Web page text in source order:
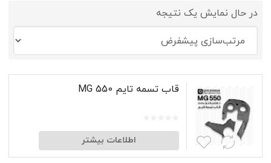
در حال نمایش یک نتیجه
قاب تسمه تایم MG 550
اطلاعات بیشتر